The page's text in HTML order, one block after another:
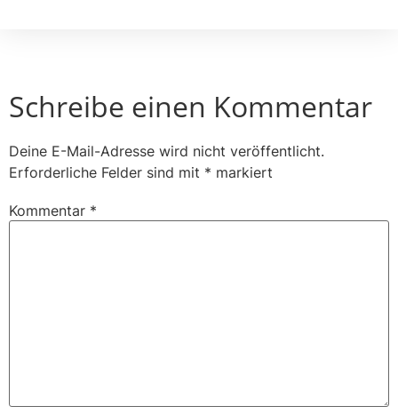
Schreibe einen Kommentar
Deine E-Mail-Adresse wird nicht veröffentlicht.
Erforderliche Felder sind mit * markiert
Kommentar *